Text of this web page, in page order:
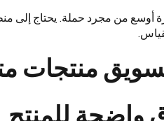
أوسع من مجرد حملة. يحتاج إلى